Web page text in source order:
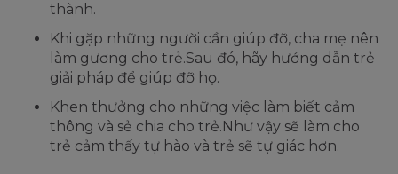
thành.
Khi gặp những người cần giúp đỡ, cha mẹ nên
làm gương cho trẻ.Sau đó, hãy hướng dẫn trẻ
giải pháp để giúp đỡ họ.
Khen thưởng cho những việc làm biết cảm
thông và sẻ chia cho trẻ.Như vậy sẽ làm cho
trẻ cảm thấy tự hào và trẻ sẽ tự giác hơn.